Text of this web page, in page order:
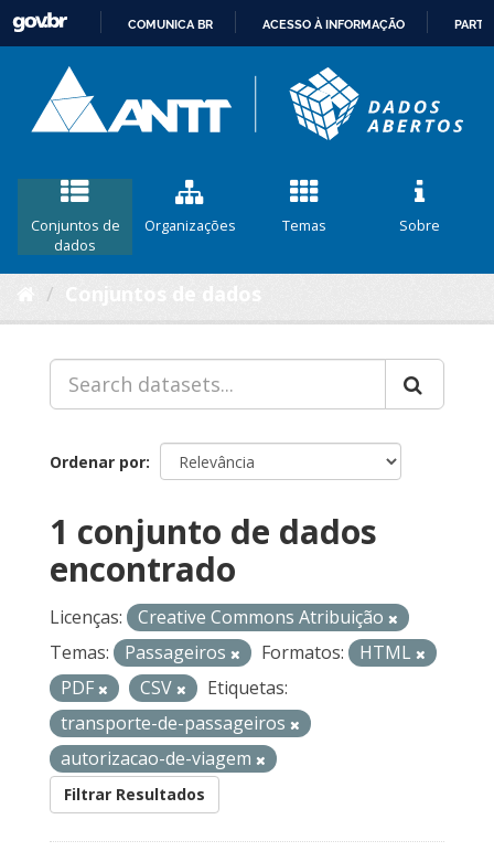
CONTEÚDO
COMUNICA BR ACESSO À INFORMAÇÃO
Conjuntos de
dados
Organizações Temas Sobre
Ordenar por
1 conjunto de dados
encontrado
Licenças:
Creative Commons Atribuição
Temas:
Passageiros Formatos:
HTML
PDF
CSV
Etiquetas:
transporte-de-passageiros
autorizacao-de-viagem
Filtrar Resultados